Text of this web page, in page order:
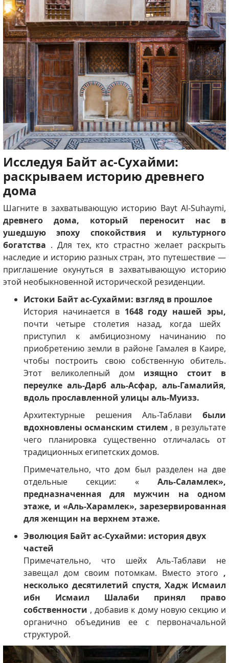
Исследуя Байт ас-Сухайми:
раскрываем историю древнего
дома
Шагните в захватывающую историю Bayt Al-Suhaymi,
древнего дома, который переносит нас в
ушедшую эпоху спокойствия и культурного
богатства . Для тех, кто страстно желает раскрыть
наследие и историю разных стран, это путешествие —
приглашение окунуться в захватывающую историю
этой необыкновенной исторической резиденции.
Истоки Байт ас-Сухайми: взгляд в прошлое
История начинается в 1648 году нашей эры,
почти четыре столетия назад, когда шейх
приступил к амбициозному начинанию по
приобретению земли в районе Гамалея в Каире,
чтобы построить свою собственную обитель.
Этот великолепный дом изящно стоит в
переулке аль-Дарб аль-Асфар, аль-Гамалийя,
вдоль прославленной улицы аль-Муизз.
Архитектурные решения Аль-Таблавибыли
вдохновлены османским стилем , в результате
чего планировка существенно отличалась от
традиционных египетских домов.
Примечательно, что дом был разделен на две
отдельные секции: «Аль-Саламлек»,
предназначенная для мужчин на одном
этаже, и «Аль-Харамлек», зарезервированная
для женщин на верхнем этаже.
Эволюция Байт ас-Сухайми: история двух
частей
Примечательно, что шейх Аль-Таблави не
завещал дом своим потомкам. Вместо этого ,
несколько десятилетий спустя, Хадж Исмаил
ибн Исмаил Шалаби принял право
собственности , добавив к дому новую секцию и
органично объединив ее с первоначальной
структурой.